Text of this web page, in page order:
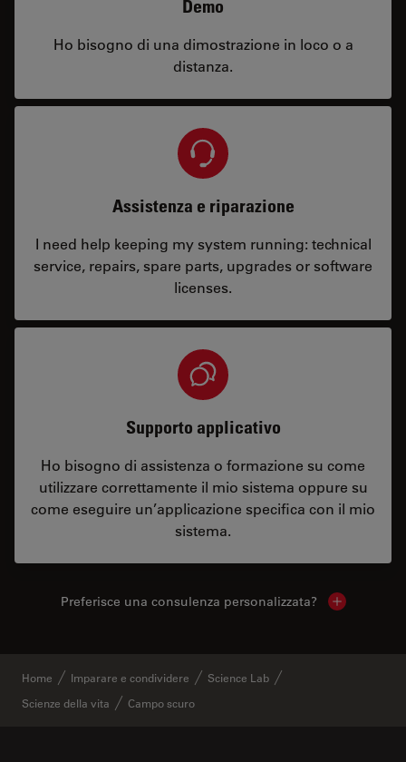
Demo
Ho bisogno di una dimostrazione in loco o a
distanza.
Assistenza e riparazione
I need help keeping my system running: technical
service, repairs, spare parts, upgrades or software
licenses.
Supporto applicativo
Ho bisogno di assistenza o formazione su come
utilizzare correttamente il mio sistema oppure su
come eseguire un’applicazione specifica con il mio
sistema.
Preferisce una consulenza personalizzata? Show local
Home Imparare e condividere
Science Lab
Scienze della vita
Campo scuro